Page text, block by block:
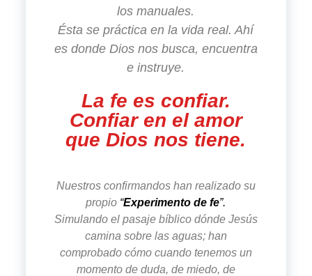
los manuales.
Ésta se práctica en la vida real. Ahí
es donde Dios nos busca, encuentra
e instruye.
La fe es confiar.
Confiar en el amor
que Dios nos tiene.
Nuestros confirmandos han realizado su
propio “Experimento de fe”.
Simulando el pasaje bíblico dónde Jesús
camina sobre las aguas; han
comprobado cómo cuando tenemos un
momento de duda, de miedo, de